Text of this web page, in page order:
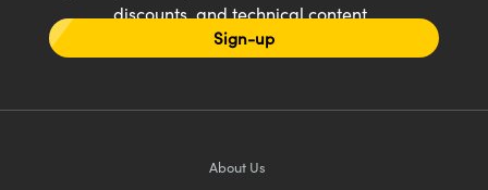
discounts, and technical content
Sign-up
About Us